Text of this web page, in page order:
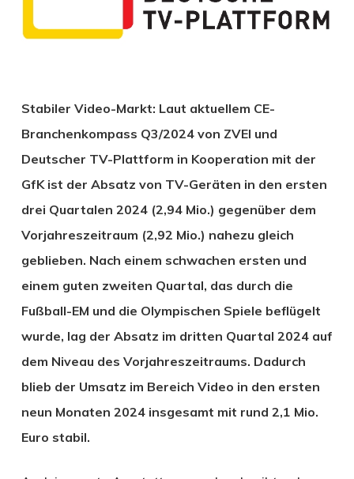
Stabiler Video-Markt: Laut aktuellem CE-
Branchenkompass Q3/2024 von ZVEI und
Deutscher TV-Plattform in Kooperation mit der
GfK ist der Absatz von TV-Geräten in den ersten
drei Quartalen 2024 (2,94 Mio.) gegenüber dem
Vorjahreszeitraum (2,92 Mio.) nahezu gleich
geblieben. Nach einem schwachen ersten und
einem guten zweiten Quartal, das durch die
Fußball-EM und die Olympischen Spiele beflügelt
wurde, lag der Absatz im dritten Quartal 2024 auf
dem Niveau des Vorjahreszeitraums. Dadurch
blieb der Umsatz im Bereich Video in den ersten
neun Monaten 2024 insgesamt mit rund 2,1 Mio.
Euro stabil.